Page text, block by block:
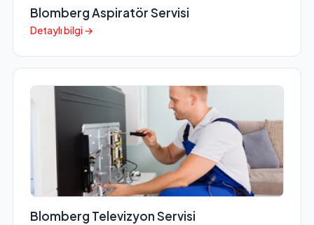
Blomberg Aspiratör Servisi
Detaylı bilgi →
Blomberg Televizyon Servisi